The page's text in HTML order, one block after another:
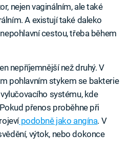
nejen vaginálním, ale také
A existují také daleko
cestou, třeba během
nepříjemnější než druhý. V
pohlavním stykem se bakterie
systému, kde
přenos proběhne při
podobně jako angína. V
výtok, nebo dokonce